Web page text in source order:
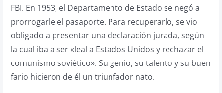
FBI. En 1953, el Departamento de Estado se negó a
prorrogarle el pasaporte. Para recuperarlo, se vio
obligado a presentar una declaración jurada, según
la cual iba a ser «leal a Estados Unidos y rechazar el
comunismo soviético». Su genio, su talento y su buen
fario hicieron de él un triunfador nato.